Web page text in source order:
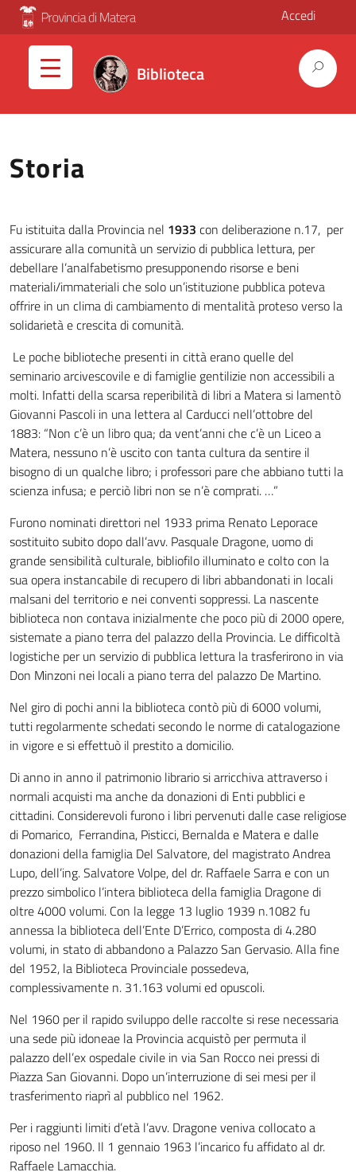
Accedi
Biblioteca
Storia
Fu istituita dalla Provincia nel 1933 con deliberazione n.17, per
assicurare alla comunità un servizio di pubblica lettura, per
debellare l’analfabetismo presupponendo risorse e beni
materiali/immateriali che solo un’istituzione pubblica poteva
offrire in un clima di cambiamento di mentalità proteso verso la
solidarietà e crescita di comunità.
Le poche biblioteche presenti in città erano quelle del
seminario arcivescovile e di famiglie gentilizie non accessibili a
molti. Infatti della scarsa reperibilità di libri a Matera si lamentò
Giovanni Pascoli in una lettera al Carducci nell’ottobre del
1883: “Non c’è un libro qua; da vent’anni che c’è un Liceo a
Matera, nessuno n’è uscito con tanta cultura da sentire il
bisogno di un qualche libro; i professori pare che abbiano tutti la
scienza infusa; e perciò libri non se n’è comprati. …”
Furono nominati direttori nel 1933 prima Renato Leporace
sostituito subito dopo dall’avv. Pasquale Dragone, uomo di
grande sensibilità culturale, bibliofilo illuminato e colto con la
sua opera instancabile di recupero di libri abbandonati in locali
malsani del territorio e nei conventi soppressi. La nascente
biblioteca non contava inizialmente che poco più di 2000 opere,
sistemate a piano terra del palazzo della Provincia. Le difficoltà
logistiche per un servizio di pubblica lettura la trasferirono in via
Don Minzoni nei locali a piano terra del palazzo De Martino.
Nel giro di pochi anni la biblioteca contò più di 6000 volumi,
tutti regolarmente schedati secondo le norme di catalogazione
in vigore e si effettuò il prestito a domicilio.
Di anno in anno il patrimonio librario si arricchiva attraverso i
normali acquisti ma anche da donazioni di Enti pubblici e
cittadini. Considerevoli furono i libri pervenuti dalle case religiose
di Pomarico, Ferrandina, Pisticci, Bernalda e Matera e dalle
donazioni della famiglia Del Salvatore, del magistrato Andrea
Lupo, dell’ing. Salvatore Volpe, del dr. Raffaele Sarra e con un
prezzo simbolico l’intera biblioteca della famiglia Dragone di
oltre 4000 volumi. Con la legge 13 luglio 1939 n.1082 fu
annessa la biblioteca dell’Ente D’Errico, composta di 4.280
volumi, in stato di abbandono a Palazzo San Gervasio. Alla fine
del 1952, la Biblioteca Provinciale possedeva,
complessivamente n. 31.163 volumi ed opuscoli.
Nel 1960 per il rapido sviluppo delle raccolte si rese necessaria
una sede più idoneae la Provincia acquistò per permuta il
palazzo dell’ex ospedale civile in via San Rocco nei pressi di
Piazza San Giovanni. Dopo un’interruzione di sei mesi per il
trasferimento riaprì al pubblico nel 1962.
Per i raggiunti limiti d’età l’avv. Dragone veniva collocato a
riposo nel 1960. Il 1 gennaio 1963 l’incarico fu affidato al dr.
Raffaele Lamacchia.